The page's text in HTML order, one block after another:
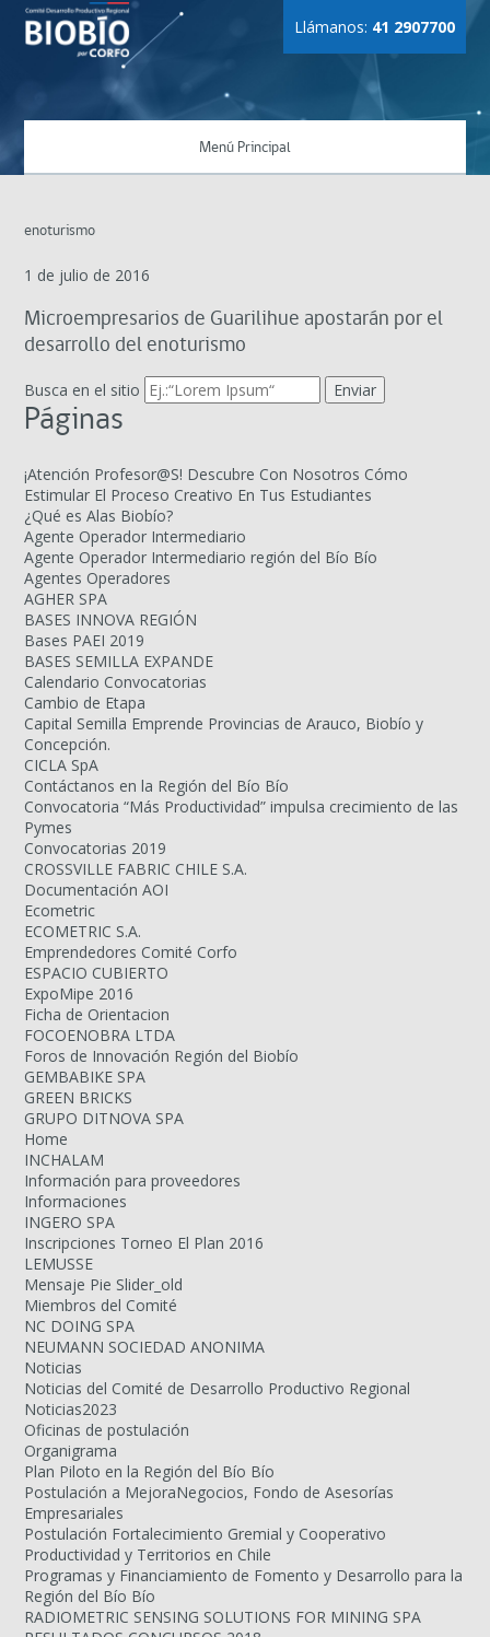
Llámanos: 41 2907700
Menú Principal
enoturismo
1 de julio de 2016
Microempresarios de Guarilihue apostarán por el
desarrollo del enoturismo
Busca en el sitio
Páginas
¡Atención Profesor@S! Descubre Con Nosotros Cómo
Estimular El Proceso Creativo En Tus Estudiantes
¿Qué es Alas Biobío?
Agente Operador Intermediario
Agente Operador Intermediario región del Bío Bío
Agentes Operadores
AGHER SPA
BASES INNOVA REGIÓN
Bases PAEI 2019
BASES SEMILLA EXPANDE
Calendario Convocatorias
Cambio de Etapa
Capital Semilla Emprende Provincias de Arauco, Biobío y
Concepción.
CICLA SpA
Contáctanos en la Región del Bío Bío
Convocatoria “Más Productividad” impulsa crecimiento de las
Pymes
Convocatorias 2019
CROSSVILLE FABRIC CHILE S.A.
Documentación AOI
Ecometric
ECOMETRIC S.A.
Emprendedores Comité Corfo
ESPACIO CUBIERTO
ExpoMipe 2016
Ficha de Orientacion
FOCOENOBRA LTDA
Foros de Innovación Región del Biobío
GEMBABIKE SPA
GREEN BRICKS
GRUPO DITNOVA SPA
Home
INCHALAM
Información para proveedores
Informaciones
INGERO SPA
Inscripciones Torneo El Plan 2016
LEMUSSE
Mensaje Pie Slider_old
Miembros del Comité
NC DOING SPA
NEUMANN SOCIEDAD ANONIMA
Noticias
Noticias del Comité de Desarrollo Productivo Regional
Noticias2023
Oficinas de postulación
Organigrama
Plan Piloto en la Región del Bío Bío
Postulación a MejoraNegocios, Fondo de Asesorías
Empresariales
Postulación Fortalecimiento Gremial y Cooperativo
Productividad y Territorios en Chile
Programas y Financiamiento de Fomento y Desarrollo para la
Región del Bío Bío
RADIOMETRIC SENSING SOLUTIONS FOR MINING SPA